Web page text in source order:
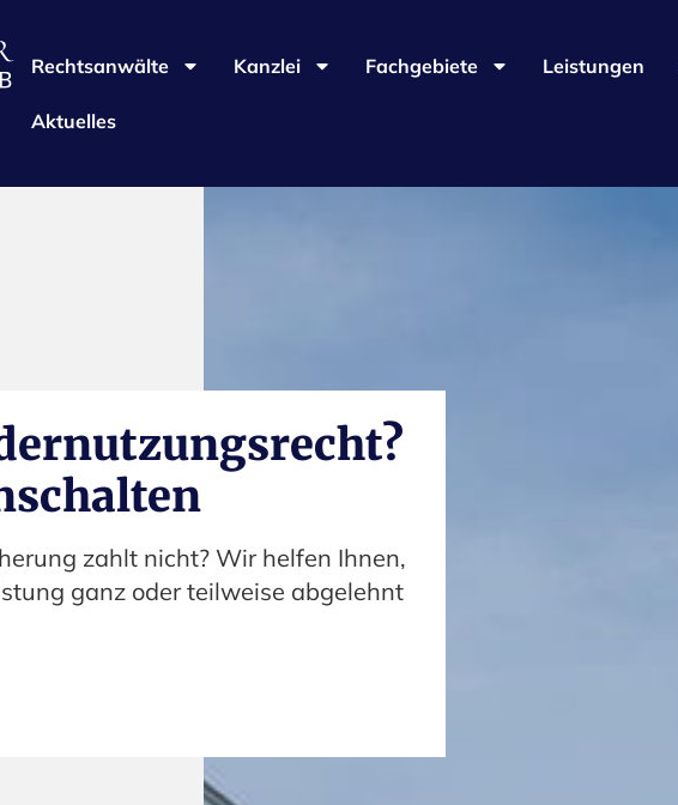
Rechtsanwälte Kanzlei Fachgebiete Leistungen
Aktuelles
zahlt nicht? Wir helfen Ihnen,
ganz oder teilweise abgelehnt